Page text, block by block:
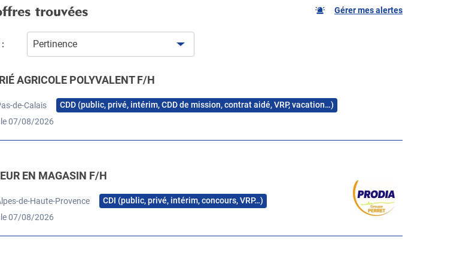
trouvées Gérer mes alertes
Pertinence
AGRICOLE POLYVALENT F/H
de-Calais
CDD (public, privé, intérim, CDD de mission, contrat aidé, VRP, vacation…)
le 07/08/2026
EN MAGASIN F/H
de-Haute-Provence
CDI (public, privé, intérim, concours, VRP…)
le 07/08/2026